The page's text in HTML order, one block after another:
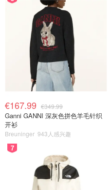
€167.99 €349.99
Ganni GANNI 深灰色拼色羊毛针织
开衫
Breuninger 943人感兴趣
7